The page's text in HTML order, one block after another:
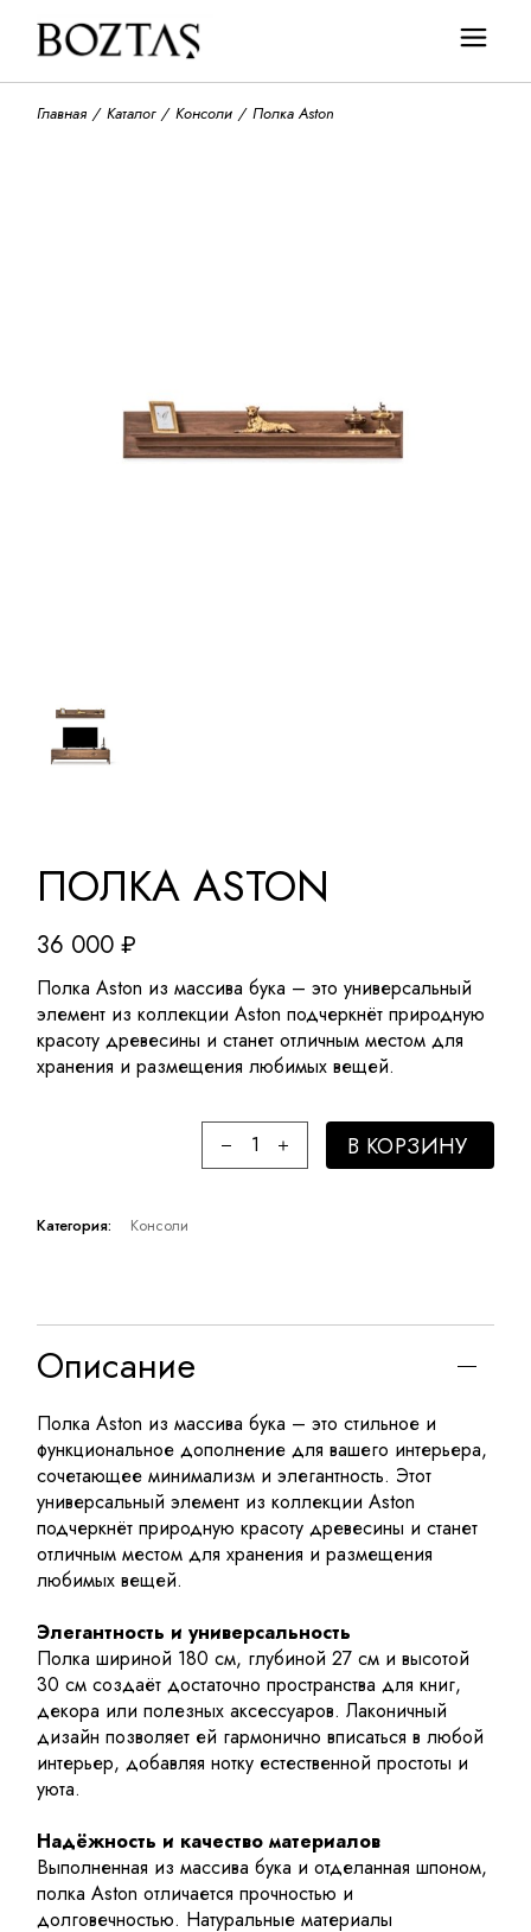
Главная Каталог Консоли Полка Aston
ПОЛКА ASTON
36 000₽
Полка Aston из массива бука – это универсальный
элемент из коллекции Aston подчеркнёт природную
красоту древесины и станет отличным местом для
хранения и размещения любимых вещей.
В КОРЗИНУ
Категория: Консоли
Описание
Полка Aston из массива бука – это стильное и
функциональное дополнение для вашего интерьера,
сочетающее минимализм и элегантность. Этот
универсальный элемент из коллекции Aston
подчеркнёт природную красоту древесины и станет
отличным местом для хранения и размещения
любимых вещей.
Элегантность и универсальность
Полка шириной 180 см, глубиной 27 см и высотой
30 см создаёт достаточно пространства для книг,
декора или полезных аксессуаров. Лаконичный
дизайн позволяет ей гармонично вписаться в любой
интерьер, добавляя нотку естественной простоты и
уюта.
Надёжность и качество материалов
Выполненная из массива бука и отделанная шпоном,
полка Aston отличается прочностью и
долговечностью. Натуральные материалы